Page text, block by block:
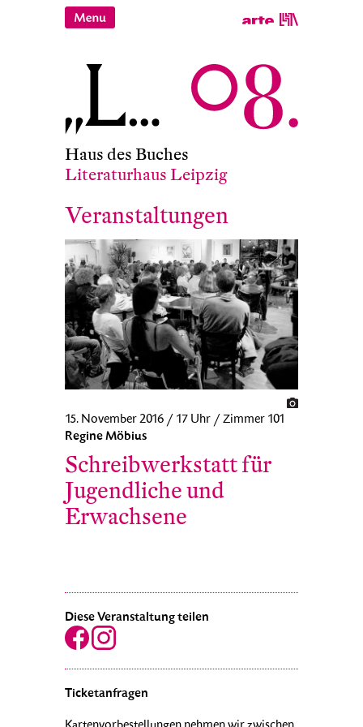
Haus des Buches
Literaturhaus Leipzig
Veranstaltungen
15. November 2016 / 17 Uhr / Zimmer 101
Regine Möbius
Schreibwerkstatt für
Jugendliche und
Erwachsene
Diese Veranstaltung teilen
Ticketanfragen